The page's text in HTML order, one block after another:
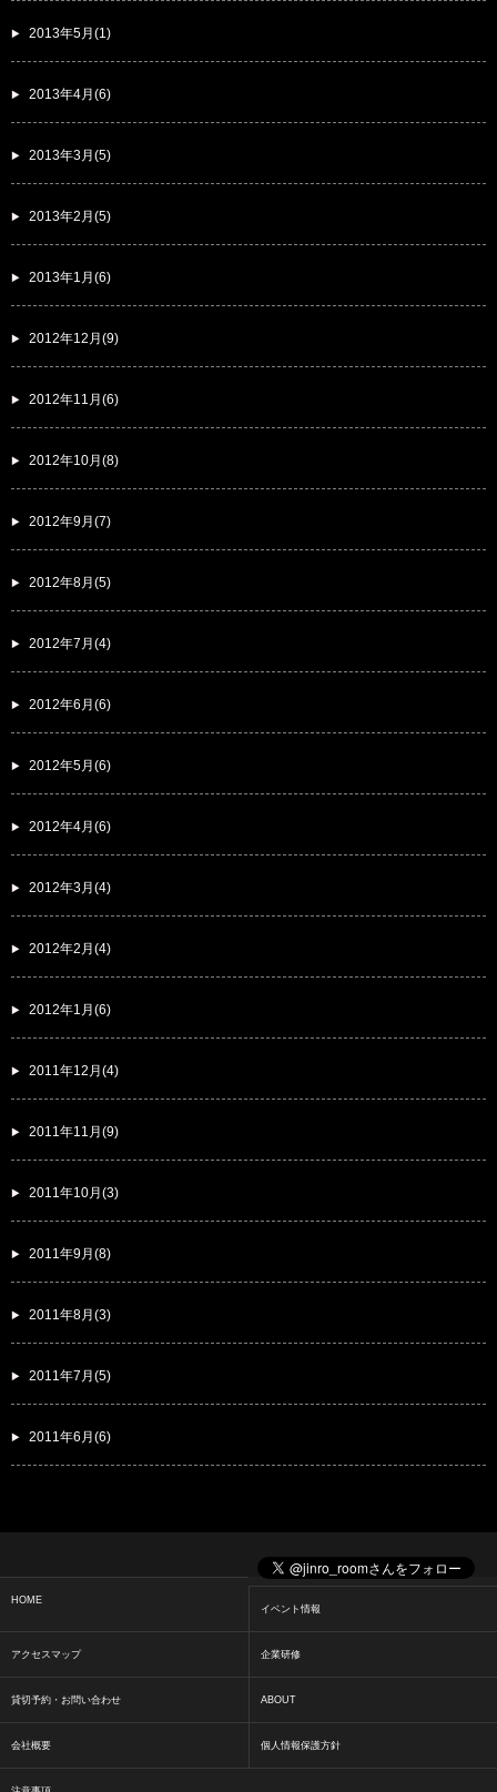
2013年5月(1)
2013年4月(6)
2013年3月(5)
2013年2月(5)
2013年1月(6)
2012年12月(9)
2012年11月(6)
2012年10月(8)
2012年9月(7)
2012年8月(5)
2012年7月(4)
2012年6月(6)
2012年5月(6)
2012年4月(6)
2012年3月(4)
2012年2月(4)
2012年1月(6)
2011年12月(4)
2011年11月(9)
2011年10月(3)
2011年9月(8)
2011年8月(3)
2011年7月(5)
2011年6月(6)
HOME
イベント情報
アクセスマップ 企業研修
貸切予約・お問い合わせ ABOUT
会社概要 個人情報保護方針